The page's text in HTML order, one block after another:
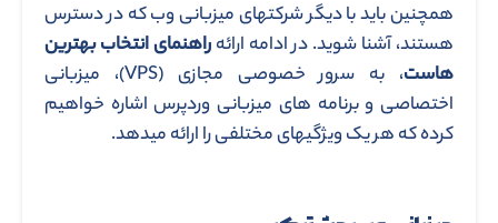
همچنین باید با دیگر شرکت­های میزبانی وب که در دسترس
هستند، آشنا شوید. در ادامه ارائهراهنمای انتخاب بهترین
هاست
، به سرور خصوصی مجازی (VPS)، میزبانی
اختصاصی و برنامه های میزبانی وردپرس اشاره خواهیم
کرده که هر یک ویژگی­های مختلفی را ارائه می­­دهد.